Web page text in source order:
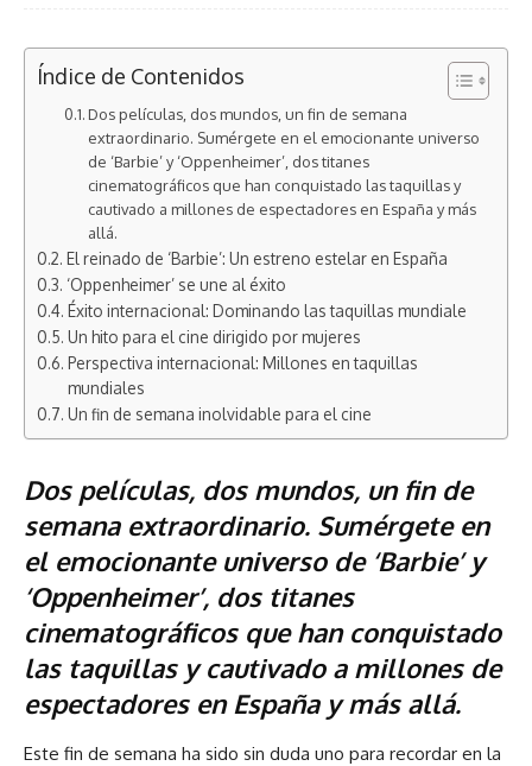
Índice de Contenidos
Dos películas, dos mundos, un fin de semana
extraordinario. Sumérgete en el emocionante universo
de ‘Barbie’ y ‘Oppenheimer’, dos titanes
cinematográficos que han conquistado las taquillas y
cautivado a millones de espectadores en España y más
allá.
El reinado de ‘Barbie’: Un estreno estelar en España
‘Oppenheimer’ se une al éxito
Éxito internacional: Dominando las taquillas mundiale
Un hito para el cine dirigido por mujeres
Perspectiva internacional: Millones en taquillas
mundiales
Un fin de semana inolvidable para el cine
Dos películas, dos mundos, un fin de
semana extraordinario. Sumérgete en
el emocionante universo de ‘Barbie’ y
‘Oppenheimer’, dos titanes
cinematográficos que han conquistado
las taquillas y cautivado a millones de
espectadores en España y más allá.
Este fin de semana ha sido sin duda uno para recordar en la